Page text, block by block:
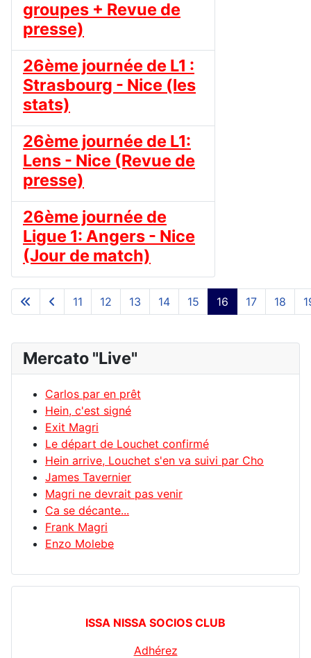
groupes + Revue de
presse)
26ème journée de L1 :
Strasbourg - Nice (les
stats)
26ème journée de L1:
Lens - Nice (Revue de
presse)
26ème journée de
Ligue 1: Angers - Nice
(Jour de match)
Page 16 sur 23
11 12 13 14 15 16 17 18
Mercato "Live"
Carlos par en prêt
Hein, c'est signé
Exit Magri
Le départ de Louchet confirmé
Hein arrive, Louchet s'en va suivi par Cho
James Tavernier
Magri ne devrait pas venir
Ca se décante...
Frank Magri
Enzo Molebe
ISSA NISSA SOCIOS CLUB
Adhérez